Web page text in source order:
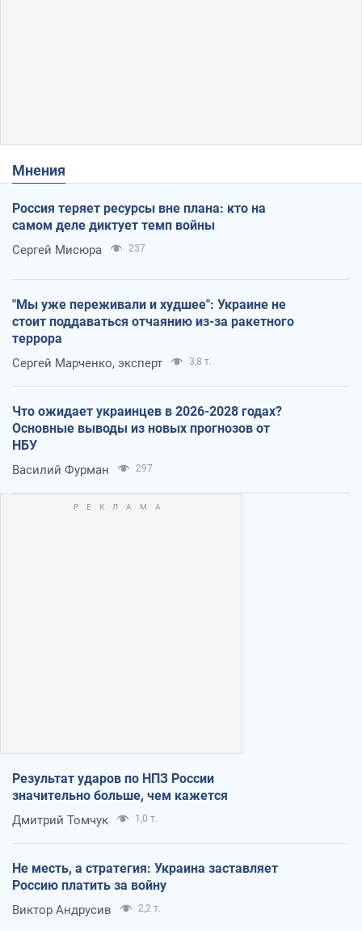
Мнения
Россия теряет ресурсы вне плана: кто на
самом деле диктует темп войны
Сергей Мисюра 237
"Мы уже переживали и худшее": Украине не
стоит поддаваться отчаянию из-за ракетного
террора
Сергей Марченко, эксперт 3,8 т.
Что ожидает украинцев в 2026-2028 годах?
Основные выводы из новых прогнозов от
НБУ
Василий Фурман 297
Результат ударов по НПЗ России
значительно больше, чем кажется
Дмитрий Томчук 1,0 т.
Не месть, а стратегия: Украина заставляет
Россию платить за войну
Виктор Андрусив 2,2 т.